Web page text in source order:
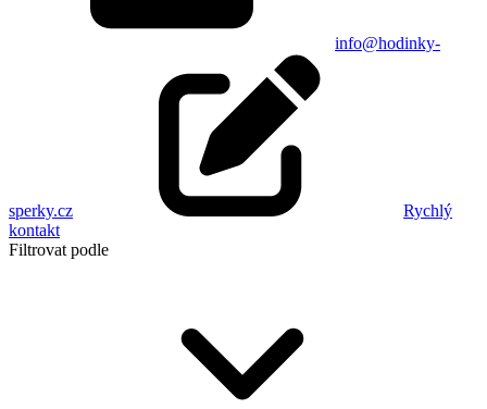
info@hodinky-
sperky.cz
Rychlý
kontakt
Filtrovat podle